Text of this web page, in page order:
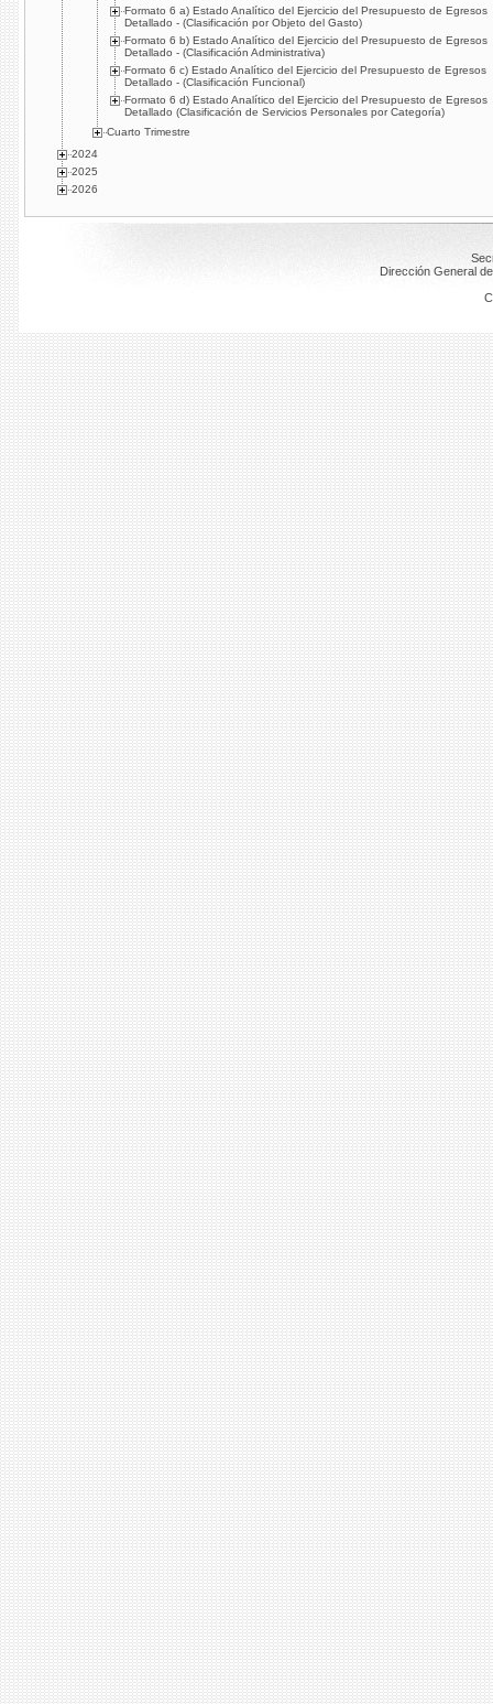
Formato 6 a) Estado Analítico del Ejercicio del Presupuesto de Egresos
Detallado - (Clasificación por Objeto del Gasto)
Formato 6 b) Estado Analítico del Ejercicio del Presupuesto de Egresos
Detallado - (Clasificación Administrativa)
Formato 6 c) Estado Analítico del Ejercicio del Presupuesto de Egresos
Detallado - (Clasificación Funcional)
Formato 6 d) Estado Analítico del Ejercicio del Presupuesto de Egresos
Detallado (Clasificación de Servicios Personales por Categoría)
Cuarto Trimestre
2024
2025
2026
Dirección General